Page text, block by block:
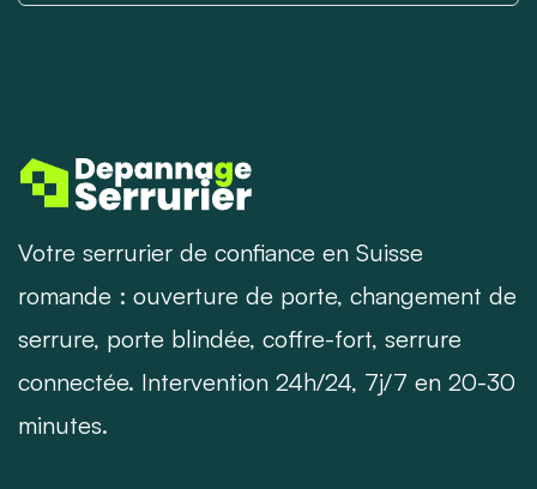
Votre serrurier de confiance en Suisse
romande : ouverture de porte, changement de
serrure, porte blindée, coffre-fort, serrure
connectée. Intervention 24h/24, 7j/7 en 20-30
minutes.